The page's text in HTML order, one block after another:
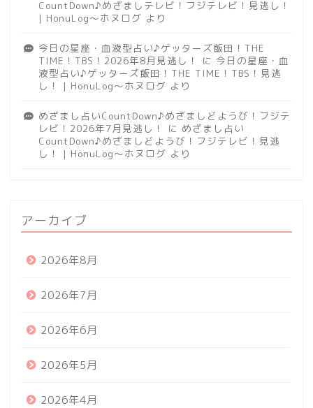
CountDown♪めざましテレビ！フジテレビ！見逃し！
| HonuLog～ホヌログ より
今日の星座・血液型占い♪ゲッターズ飯田！THE
TIME！TBS！2026年8月見逃し！
に 今日の星座・血
液型占い♪ゲッターズ飯田！THE TIME！TBS！見逃
し！ | HonuLog～ホヌログ より
めざまし占いCountDown♪めざましどようび！フジテ
レビ！2026年7月見逃し！
に めざまし占い
CountDown♪めざましどようび！フジテレビ！見逃
し！ | HonuLog～ホヌログ より
アーカイブ
2026年8月
2026年7月
2026年6月
2026年5月
2026年4月